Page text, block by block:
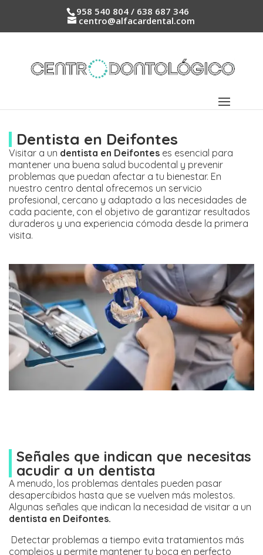
958 540 804 / 638 687 346
centro@alfacardental.com
Dentista en Deifontes
Visitar a un dentista en Deifontes es esencial para
mantener una buena salud bucodental y prevenir
problemas que puedan afectar a tu bienestar. En
nuestro centro dental ofrecemos un servicio
profesional, cercano y adaptado a las necesidades de
cada paciente, con el objetivo de garantizar resultados
duraderos y una experiencia cómoda desde la primera
visita.
Señales que indican que necesitas
acudir a un dentista
A menudo, los problemas dentales pueden pasar
desapercibidos hasta que se vuelven más molestos.
Algunas señales que indican la necesidad de visitar a un
dentista en Deifontes.
Detectar problemas a tiempo evita tratamientos más
complejos y permite mantener tu boca en perfecto